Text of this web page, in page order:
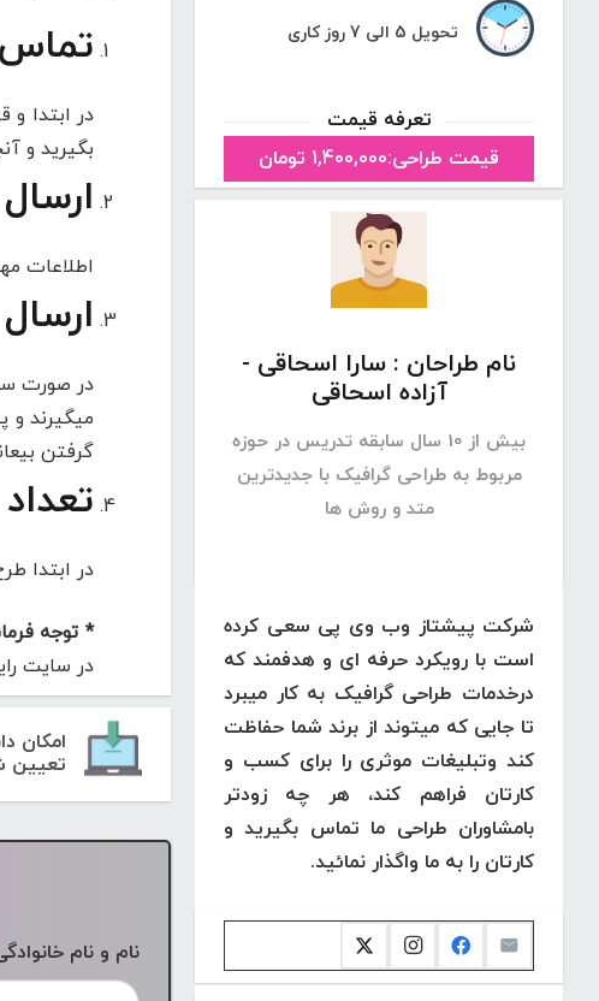
تحویل 5 الی 7 روز کاری
تعرفه قیمت
قیمت طراحی:1,400,000 تومان
نام طراحان : سارا اسحاقی -
آزاده اسحاقی
بیش از 10 سال سابقه تدریس در حوزه
مربوط به طراحی گرافیک با جدیدترین
متد و روش ها
شرکت پیشتاز وب وی پی سعی کرده
است با رویکرد حرفه ای و هدفمند که
درخدمات طراحی گرافیک به کار میبرد
تا جایی که میتوند از برند شما حفاظت
کند وتبلیغات موثری را برای کسب و
کارتان فراهم کند، هر چه زودتر
بامشاوران طراحی ما تماس بگیرید و
کارتان را به ما واگذار نمائید.
در ابتدا
بگیرید و
اطلاعات
در صورت
گرفتن
در ابتدا
* توجه
در سایت
امکان
تعیین
نام و نام